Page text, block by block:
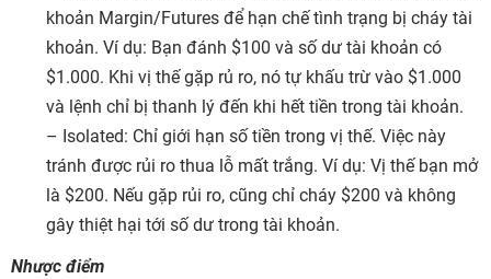
khoản Margin/Futures để hạn chế tình trạng bị cháy tài
khoản. Ví dụ: Bạn đánh $100 và số dư tài khoản có
$1.000. Khi vị thế gặp rủ ro, nó tự khấu trừ vào $1.000
và lệnh chỉ bị thanh lý đến khi hết tiền trong tài khoản.
– Isolated: Chỉ giới hạn số tiền trong vị thế. Việc này
tránh được rủi ro thua lỗ mất trắng. Ví dụ: Vị thế bạn mở
là $200. Nếu gặp rủi ro, cũng chỉ cháy $200 và không
gây thiệt hại tới số dư trong tài khoản.
Nhược điểm